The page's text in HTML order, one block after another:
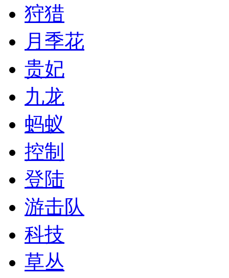
狩猎
月季花
贵妃
九龙
蚂蚁
控制
登陆
游击队
科技
草丛